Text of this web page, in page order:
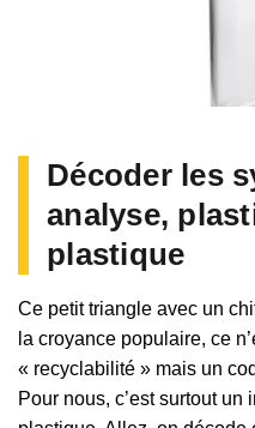
Décoder les
analyse,
plastique
Ce petit triangle avec un
la croyance populaire, ce
« recyclabilité » mais un
Pour nous, c’est surtout